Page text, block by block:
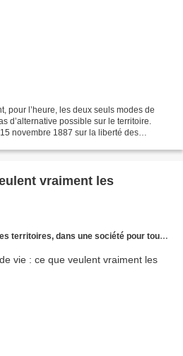
pour l’heure, les deux seuls modes de
d’alternative possible sur le territoire.
novembre 1887 sur la liberté des
vraiment les
dans une société pour tous les âges